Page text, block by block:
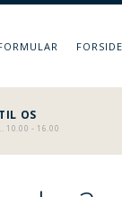
FORSIDE
OS
10.00 - 16.00